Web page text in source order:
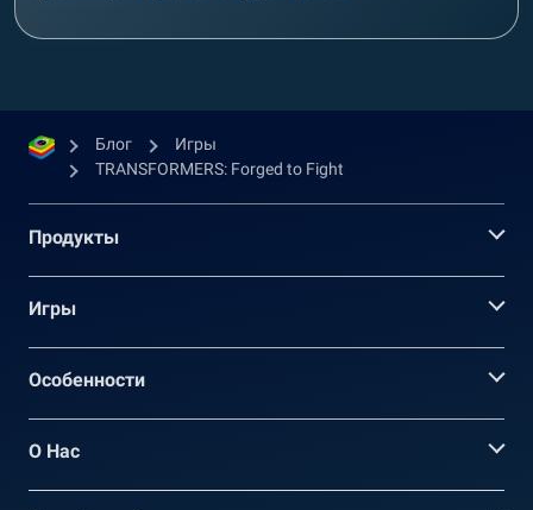
Блог
Игры
TRANSFORMERS: Forged to Fight
Продукты
Игры
Oсобенности
О Нас